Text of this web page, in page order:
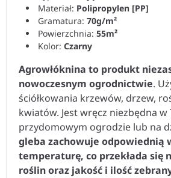
Materiał: Polipropylen [PP]
Gramatura: 70g/m²
Powierzchnia: 55m²
Kolor: Czarny
Agrowłóknina to produkt
nowoczesnym ogrodnictwie.
ściółkowania krzewów, drzew,
kwiatów. Jest wręcz niezbędna w
przydomowym ogrodzie lub na
gleba zachowuje odpowiednią
temperaturę, co przekłada się
roślin oraz jakość i ilość